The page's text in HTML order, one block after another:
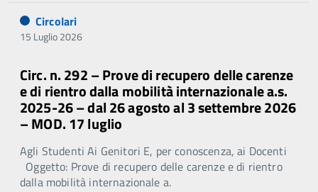
Circolari
15 Luglio 2026
Circ. n. 292 – Prove di recupero delle carenze
e di rientro dalla mobilità internazionale a.s.
2025-26 – dal 26 agosto al 3 settembre 2026
– MOD. 17 luglio
Agli Studenti Ai Genitori E, per conoscenza, ai Docenti
Oggetto: Prove di recupero delle carenze e di rientro
dalla mobilità internazionale a.